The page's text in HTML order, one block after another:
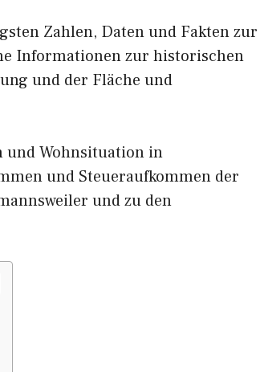
Zahlen, Daten und Fakten zur
Informationen zur historischen
und der Fläche und
und Wohnsituation in
und Steueraufkommen der
und zu den